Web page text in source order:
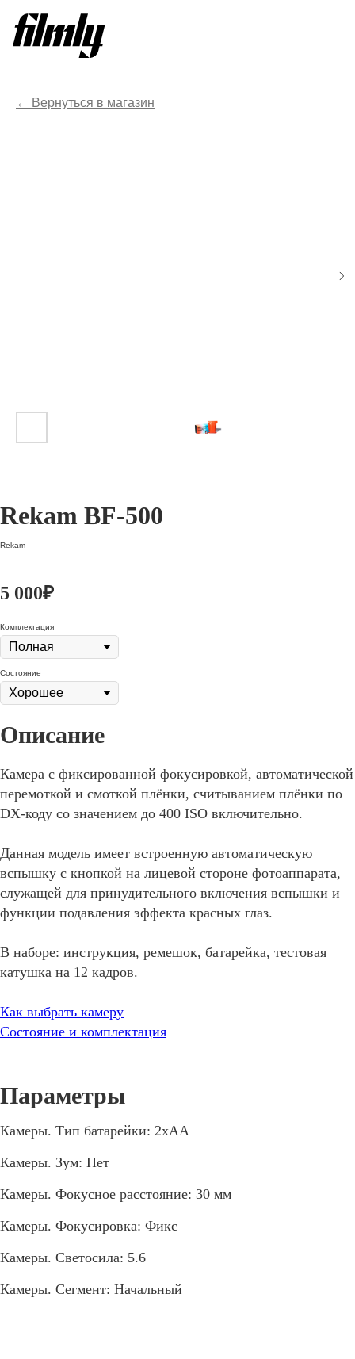
Вернуться в магазин
Rekam BF-500
Rekam
5 000₽
Комплектация
Состояние
Камера с фиксированной фокусировкой, автоматической
перемоткой и смоткой плёнки, считыванием плёнки по
DX-коду со значением до 400 ISO включительно.
Данная модель имеет встроенную автоматическую
вспышку с кнопкой на лицевой стороне фотоаппарата,
служащей для принудительного включения вспышки и
функции подавления эффекта красных глаз.
В наборе: инструкция, ремешок, батарейка, тестовая
катушка на 12 кадров.
Как выбрать камеру
Состояние и комплектация
Камеры. Тип батарейки: 2xAA
Камеры. Зум: Нет
Камеры. Фокусное расстояние: 30 мм
Камеры. Фокусировка: Фикс
Камеры. Светосила: 5.6
Камеры. Сегмент: Начальный